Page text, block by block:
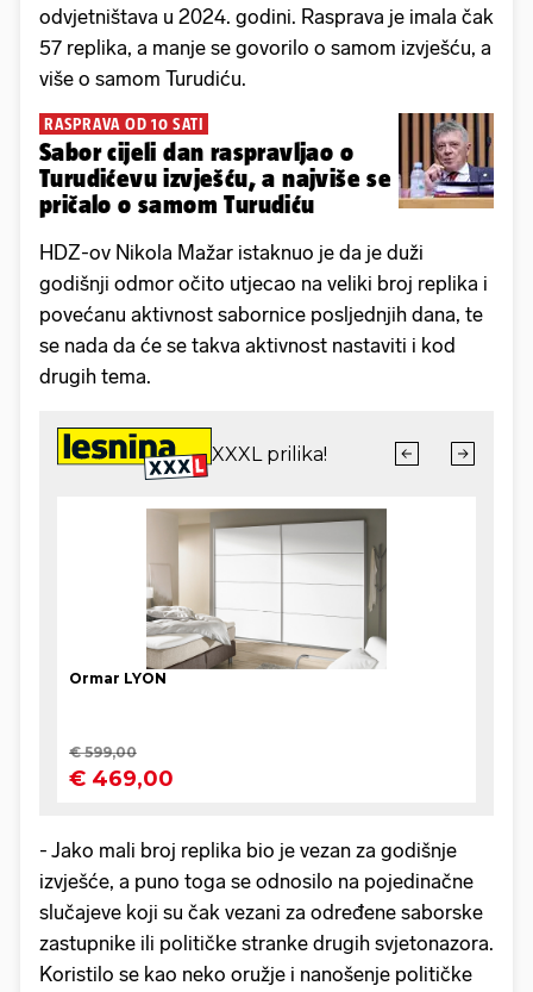
odvjetništava u 2024. godini. Rasprava je imala čak
57 replika, a manje se govorilo o samom izvješću, a
više o samom Turudiću.
RASPRAVA OD 10 SATI
Sabor cijeli dan raspravljao o
Turudićevu izvješću, a najviše se
pričalo o samom Turudiću
HDZ-ov Nikola Mažar istaknuo je da je duži
godišnji odmor očito utjecao na veliki broj replika i
povećanu aktivnost sabornice posljednjih dana, te
se nada da će se takva aktivnost nastaviti i kod
drugih tema.
- Jako mali broj replika bio je vezan za godišnje
izvješće, a puno toga se odnosilo na pojedinačne
slučajeve koji su čak vezani za određene saborske
zastupnike ili političke stranke drugih svjetonazora.
Koristilo se kao neko oružje i nanošenje političke